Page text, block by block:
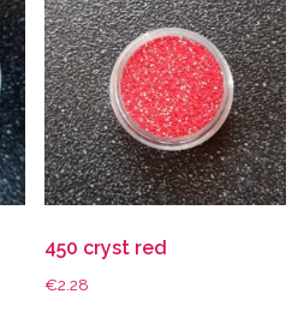
450 cryst red
€2.28